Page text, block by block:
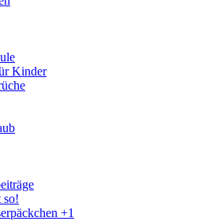
Kinder
so!
+1